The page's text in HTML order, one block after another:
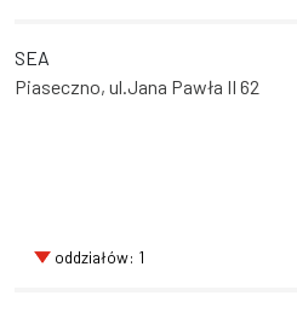
SEA
Piaseczno, ul.Jana Pawła II 62
oddziałów: 1